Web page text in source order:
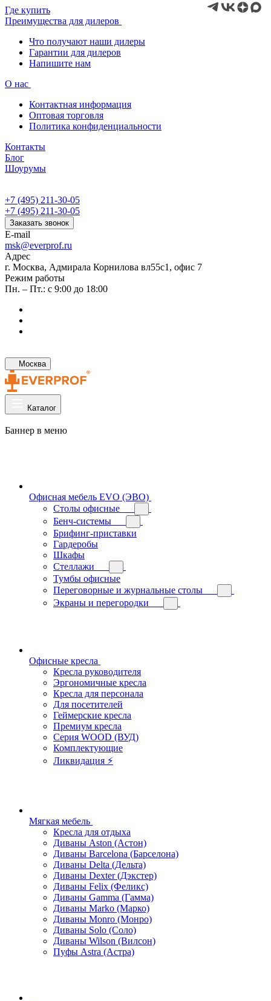
Где купить
Преимущества для дилеров
Что получают наши дилеры
Гарантии для дилеров
Напишите нам
О нас
Контактная информация
Оптовая торговля
Политика конфиденциальности
Контакты
Блог
Шоурумы
+7 (495) 211-30-05
+7 (495) 211-30-05
Заказать звонок
E-mail
msk@everprof.ru
Адрес
г. Москва, Адмирала Корнилова вл55с1, офис 7
Режим работы
Пн. – Пт.: с 9:00 до 18:00
Москва
Каталог
Баннер в меню
Офисная мебель EVO (ЭВО)
Cтолы офисные
Бенч-системы
Брифинг-приставки
Гардеробы
Шкафы
Стеллажи
Тумбы офисные
Переговорные и журнальные столы
Экраны и перегородки
Офисные кресла
Кресла руководителя
Эргономичные кресла
Кресла для персонала
Для посетителей
Геймерские кресла
Премиум кресла
Серия WOOD (ВУД)
Комплектующие
Ликвидация ⚡
Мягкая мебель
Кресла для отдыха
Диваны Aston (Астон)
Диваны Barcelona (Барселона)
Диваны Delta (Дельта)
Диваны Dexter (Дэкстер)
Диваны Felix (Феликс)
Диваны Gamma (Гамма)
Диваны Marko (Марко)
Диваны Monro (Монро)
Диваны Solo (Соло)
Диваны Wilson (Вилсон)
Пуфы Astra (Астра)